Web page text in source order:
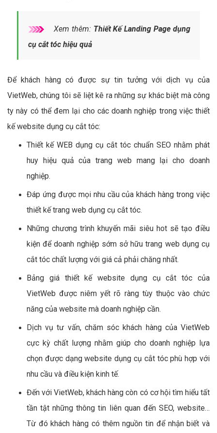
Xem thêm: Thiết Kế Landing Page dụng
cụ cắt tóc hiệu quả
Để khách hàng có được sự tin tưởng với dịch vụ của
VietWeb, chúng tôi sẽ liệt kê ra những sự khác biệt mà công
ty này có thể đem lại cho các doanh nghiệp trong việc thiết
kế website dụng cụ cắt tóc:
Thiết kế WEB dụng cụ cắt tóc chuẩn SEO nhằm phát
huy hiệu quả của trang web mang lại cho doanh
nghiệp.
Đáp ứng được mọi nhu cầu của khách hàng trong việc
thiết kế trang web dụng cụ cắt tóc.
Những chương trình khuyến mãi siêu hot sẽ tạo điều
kiện để doanh nghiệp sớm sở hữu trang web dụng cụ
cắt tóc chất lượng với giá cả phải chăng nhất.
Bảng giá thiết kế website dụng cụ cắt tóc của
VietWeb được niêm yết rõ ràng tùy thuộc vào chức
năng của website mà doanh nghiệp cần.
Dịch vụ tư vấn, chăm sóc khách hàng của VietWeb
cực kỳ chất lượng nhằm giúp cho doanh nghiệp lựa
chọn được dạng website dụng cụ cắt tóc phù hợp với
nhu cầu và điều kiện kinh tế.
Đến với VietWeb, khách hàng còn có cơ hội tìm hiểu tất
tần tật những thông tin liên quan đến SEO, website…
Từ đó khách hàng có thêm nguồn tin để nhận biết và